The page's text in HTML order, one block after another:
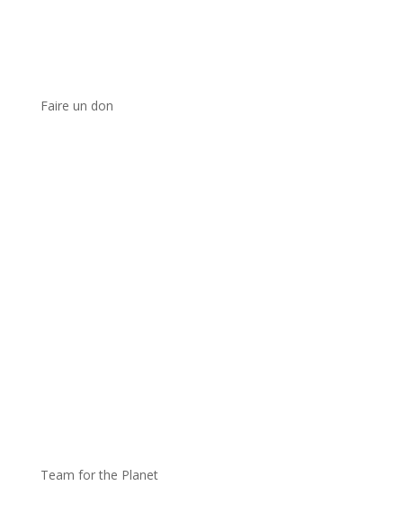
Faire un don
Team for the Planet